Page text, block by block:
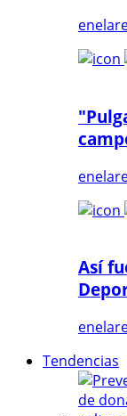
Así
Tendencias